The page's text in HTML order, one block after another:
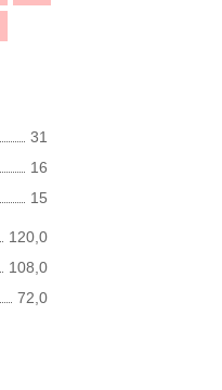
31
16
15
120,0
108,0
72,0